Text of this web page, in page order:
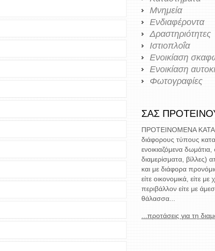
Μνημεία
Ενδιαφέροντα
Δραστηριότητες
Ιστιοπλοΐα
Ενοικίαση
Ενοικίαση
Φωτογραφίες
ΣΑΣ
ΠΡΟΤΕΙΝΟΜΕΝΑ
διάφορους τύπους
ενοικιαζόμενα δωμάτια,
διαμερίσματα, βίλλες)
και με διάφορα
είτε οικονομικά, είτε με
περιβάλλον είτε με
θάλασσα...
...προτάσεις για τη